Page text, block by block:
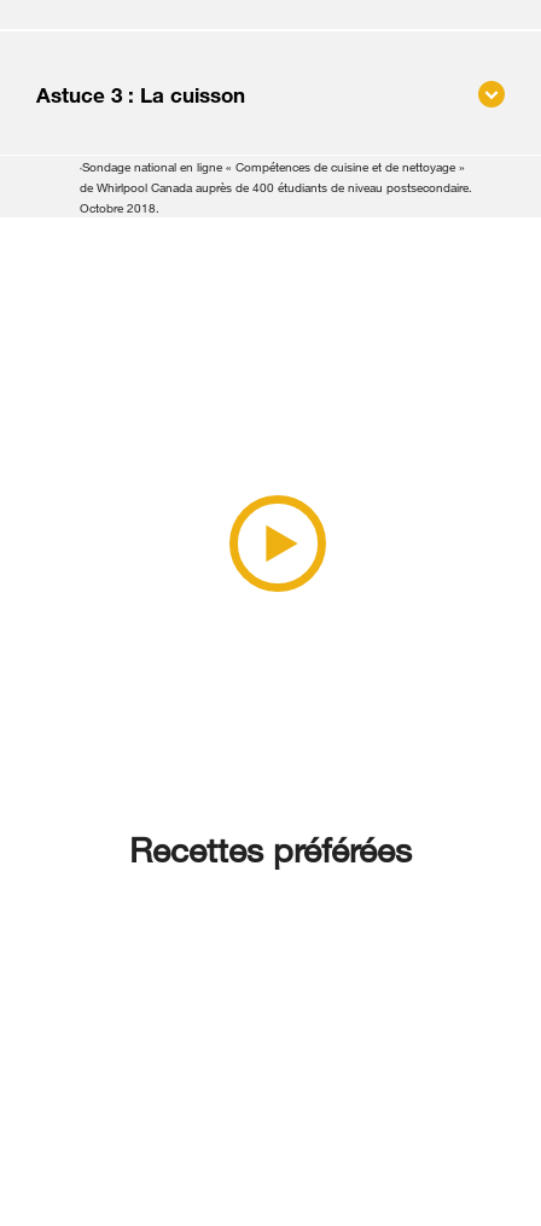
Astuce 3 : La cuisson
cuisson pour assurer une cuisson uniforme.
*Sondage national en ligne « Compétences de cuisine et de nettoyage »
de Whirlpool Canada auprès de 400 étudiants de niveau postsecondaire.
Octobre 2018.
Recettes préférées